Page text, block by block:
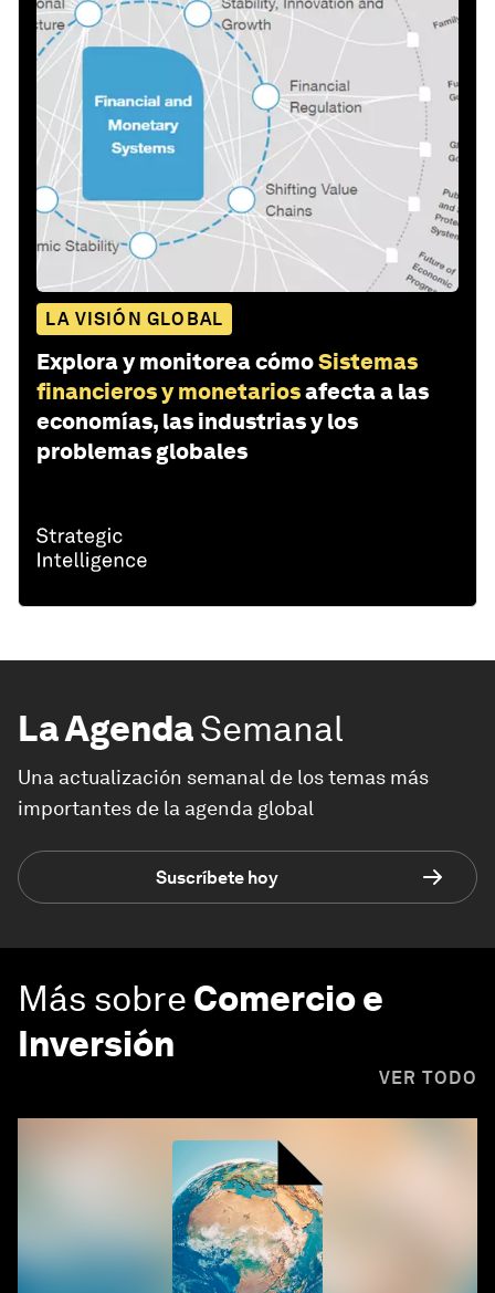
LA VISIÓN GLOBAL
Explora y monitorea cómoSistemas
financieros y monetariosafecta a las
economías, las industrias y los
problemas globales
La AgendaSemanal
Una actualización semanal de los temas más
importantes de la agenda global
Suscríbete hoy
Más sobre Comercio e
Inversión
VER TODO